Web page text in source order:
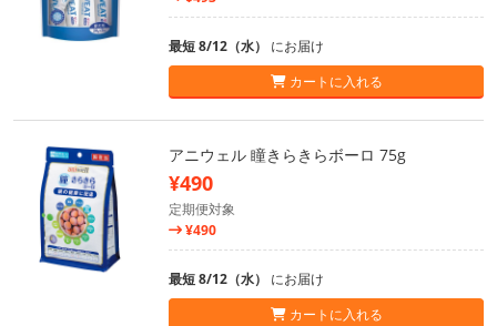
最短 8/12（水） にお届け
カートに入れる
アニウェル 瞳きらきらボーロ 75g
¥490
定期便対象
¥490
最短 8/12（水） にお届け
カートに入れる